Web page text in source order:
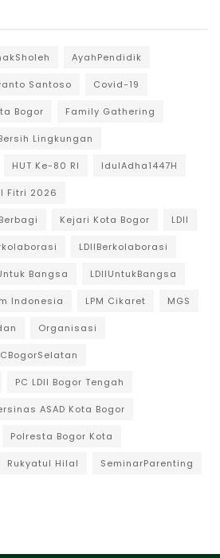
AyahPendidik
Santoso Covid-19
Bogor Family Gathering
Lingkungan
HUT Ke-80 RI IdulAdha1447H
Fitri 2026
Kejari Kota Bogor LDII
LDIIBerkolaborasi
Bangsa LDIIUntukBangsa
Indonesia LPM Cikaret MGS
Organisasi
PC LDII Bogor Tengah
ASAD Kota Bogor
Polresta Bogor Kota
Rukyatul Hilal SeminarParenting